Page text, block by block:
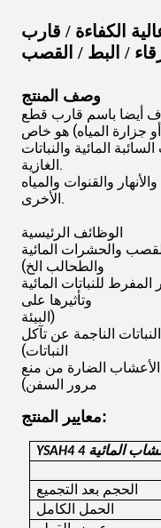
الكفاءة / قارب
/ البط / القصب
وصف المنتج
أيضا باسم قارب قطع
جزارة المياه) هو خاص
المائية والنباتات
الغازية.
والقنوات والمياه
الأخرى.
الوظائف الرئيسية
والحشرات المائية
والطحالب الخ)
المفرط للنباتات المائية
وتأثيرها على
البيئة)
الناجمة عن تآكل
النباتات)
الأعشاب الضارة من منع
مرور السفن)
معايير المنتج:
YSAH4
المائية
الحجم بعد التجميع
الحمل الكامل